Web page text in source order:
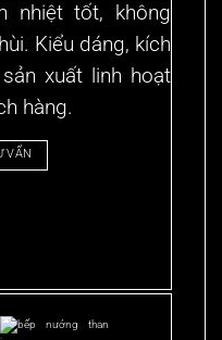
nhiệt tốt, không
Kiểu dáng, kích
xuất linh hoạt
hàng.
VẤN